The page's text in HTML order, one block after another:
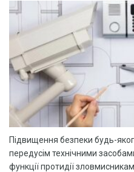
Підвищення безпеки будь-
передусім технічними
функції протидії